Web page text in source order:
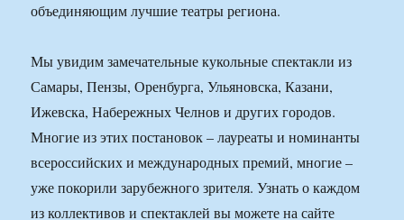
объединяющим лучшие театры региона.
Мы увидим замечательные кукольные спектакли из
Самары, Пензы, Оренбурга, Ульяновска, Казани,
Ижевска, Набережных Челнов и других городов.
Многие из этих постановок – лауреаты и номинанты
всероссийских и международных премий, многие –
уже покорили зарубежного зрителя. Узнать о каждом
из коллективов и спектаклей вы можете на сайте